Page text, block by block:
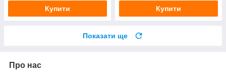
Купити Купити
Показати ще
Про нас